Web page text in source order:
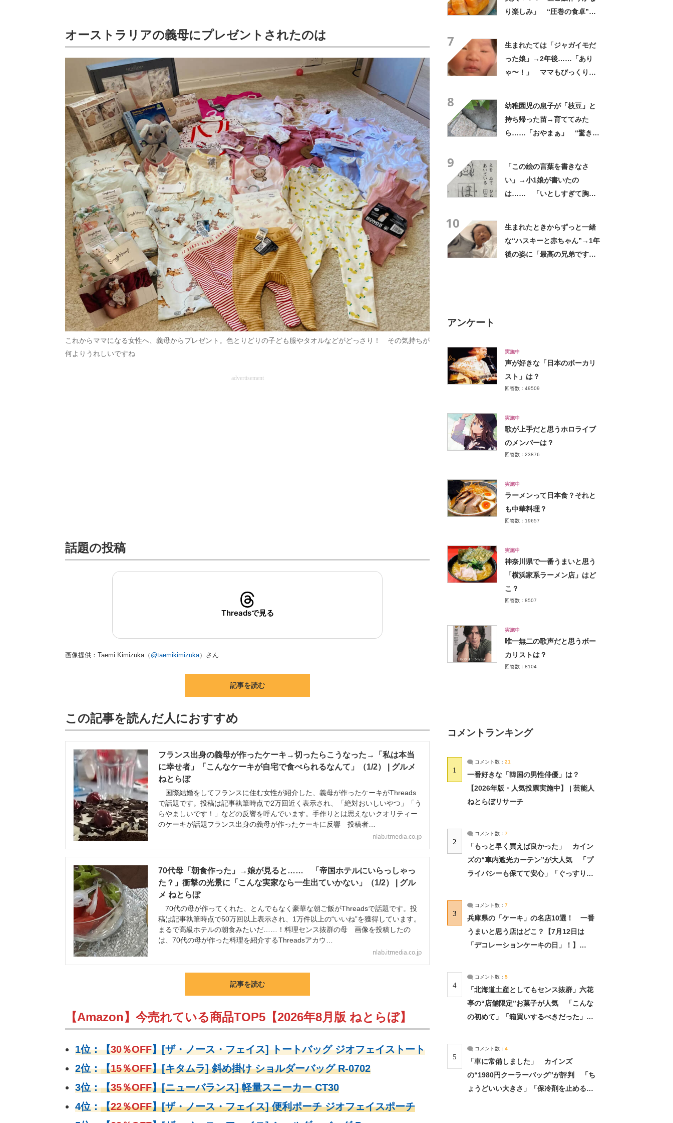
オーストラリアの義母にプレゼントされたのは
これからママになる女性へ、義母からプレゼント。色とりどりの子ども服やタオルなどがどっさり！ その気持ちが
何よりうれしいですね
advertisement
話題の投稿
Threadsで見る
画像提供：Taemi Kimizuka（ @taemikimizuka）さん
記事を読む
この記事を読んだ人におすすめ
フランス出身の義母が作ったケーキ→切ったらこうなった→「私は本当
に幸せ者」「こんなケーキが自宅で食べられるなんて」（1/2） | グルメ
ねとらぼ
国際結婚をしてフランスに住む女性が紹介した、義母が作ったケーキがThreads
で話題です。投稿は記事執筆時点で2万回近く表示され、「絶対おいしいやつ」「う
らやましいです！」などの反響を呼んでいます。手作りとは思えないクオリティー
のケーキが話題フランス出身の義母が作ったケーキに反響 投稿者…
nlab.itmedia.co.jp
70代母「朝食作った」→娘が見ると…… 「帝国ホテルにいらっしゃっ
た？」衝撃の光景に「こんな実家なら一生出ていかない」（1/2） | グル
メ ねとらぼ
70代の母が作ってくれた、とんでもなく豪華な朝ご飯がThreadsで話題です。投
稿は記事執筆時点で50万回以上表示され、1万件以上の“いいね”を獲得しています。
まるで高級ホテルの朝食みたいだ……！料理センス抜群の母 画像を投稿したの
は、70代の母が作った料理を紹介するThreadsアカウ…
nlab.itmedia.co.jp
記事を読む
【Amazon】今売れている商品TOP5【2026年8月版 ねとらぼ】
1位：【30％OFF】[ザ・ノース・フェイス] トートバッグ ジオフェイストート
2位：【15％OFF】[キタムラ] 斜め掛け ショルダーバッグ R-0702
3位：【35％OFF】[ニューバランス] 軽量スニーカー CT30
4位：【22％OFF】[ザ・ノース・フェイス] 便利ポーチ ジオフェイスポーチ
り楽しみ」 “圧巻の食卓”に
7
生まれたては「ジャガイモだ
った娘」→2年後……「あり
ゃ〜！」 ママもびっくり
8
幼稚園児の息子が「枝豆」と
持ち帰った苗→育ててみた
ら……「おやまぁ」 “驚きの
9
「この絵の言葉を書きなさ
い」→小1娘が書いたの
は…… 「いとしすぎて胸が
10
生まれたときからずっと一緒
な“ハスキーと赤ちゃん”→1年
後の姿に「最高の兄弟です
アンケート
実施中
声が好きな「日本のボーカリ
スト」は？
回答数：49509
実施中
歌が上手だと思うホロライブ
のメンバーは？
回答数：23876
実施中
ラーメンって日本食？それと
も中華料理？
回答数：19657
実施中
神奈川県で一番うまいと思う
「横浜家系ラーメン店」はど
こ？
回答数：8507
実施中
唯一無二の歌声だと思うボー
カリストは？
回答数：8104
コメントランキング
1
コメント数： 21
一番好きな「韓国の男性俳優」は？
【2026年版・人気投票実施中】 | 芸能人
ねとらぼリサーチ
2
コメント数： 7
「もっと早く買えば良かった」 カイン
ズの“車内遮光カーテン”が大人気 「プ
ライバシーも保てて安心」「ぐっすり眠
3
コメント数： 7
兵庫県の「ケーキ」の名店10選！ 一番
うまいと思う店はどこ？【7月12日は
「デコレーションケーキの日」！】
4
コメント数： 5
「北海道土産としてもセンス抜群」六花
亭の“店舗限定”お菓子が人気 「こんな
の初めて」「箱買いするべきだった」
5
コメント数： 4
「車に常備しました」 カインズ
の“1980円クーラーバッグ”が評判 「ち
ょうどいい大きさ」「保冷剤を止めるベ